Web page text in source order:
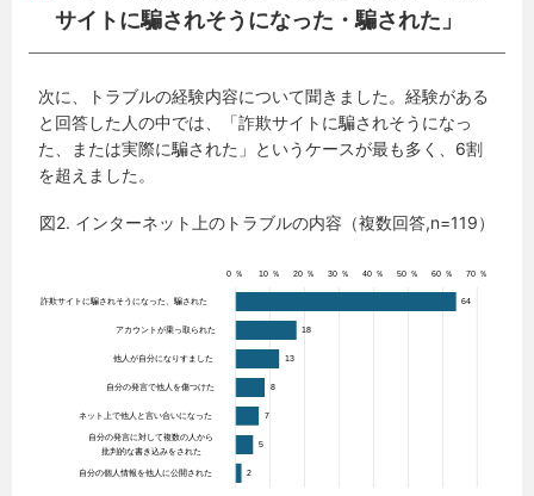
サイトに騙されそうになった・騙された」
次に、トラブルの経験内容について聞きました。経験がある
と回答した人の中では、「詐欺サイトに騙されそうになっ
た、または実際に騙された」というケースが最も多く、6割
を超えました。
図2. インターネット上のトラブルの内容（複数回答,n=119）